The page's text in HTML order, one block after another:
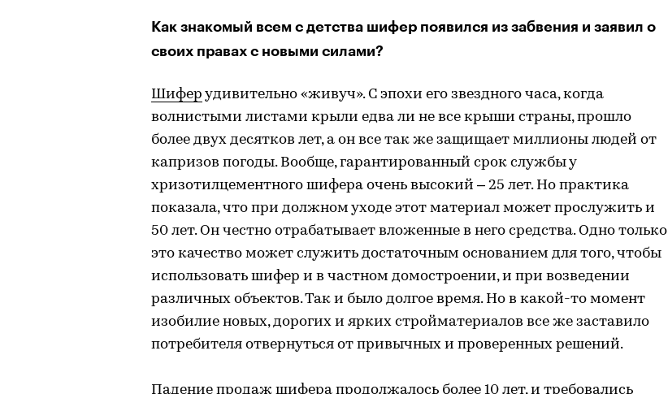
Как знакомый всем с детства шифер появился из забвения и заявил о
своих правах с новыми силами?
Шифер удивительно «живуч». С эпохи его звездного часа, когда
волнистыми листами крыли едва ли не все крыши страны, прошло
более двух десятков лет, а он все так же защищает миллионы людей от
капризов погоды. Вообще, гарантированный срок службы у
хризотилцементного шифера очень высокий – 25 лет. Но практика
показала, что при должном уходе этот материал может прослужить и
50 лет. Он честно отрабатывает вложенные в него средства. Одно только
это качество может служить достаточным основанием для того, чтобы
использовать шифер и в частном домостроении, и при возведении
различных объектов. Так и было долгое время. Но в какой-то момент
изобилие новых, дорогих и ярких стройматериалов все же заставило
потребителя отвернуться от привычных и проверенных решений.
Падение продаж шифера продолжалось более 10 лет, и требовались